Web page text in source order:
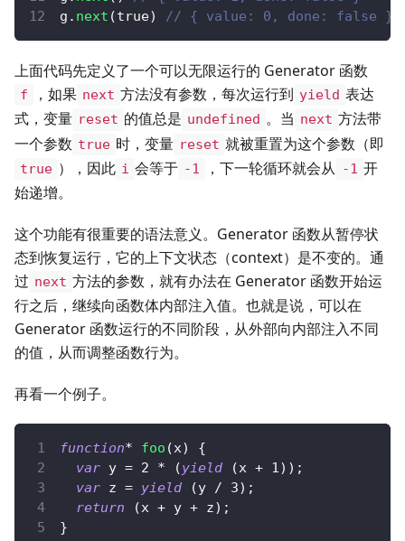
g . next (true) // { value: 0, done: false }
上面代码先定义了一个可以无限运行的 Generator 函数
f ，如果 next 方法没有参数，每次运行到 yield 表达
式，变量 reset 的值总是 undefined 。当 next 方法带
一个参数 true 时，变量 reset 就被重置为这个参数（即
true ），因此 i 会等于 -1 ，下一轮循环就会从 -1 开
始递增。
这个功能有很重要的语法意义。Generator 函数从暂停状
态到恢复运行，它的上下文状态（context）是不变的。通
过 next 方法的参数，就有办法在 Generator 函数开始运
行之后，继续向函数体内部注入值。也就是说，可以在
Generator 函数运行的不同阶段，从外部向内部注入不同
的值，从而调整函数行为。
再看一个例子。
function* foo (x)
{
var y = 2 * (yield (x + 1) ) ;
var z = yield (y / 3) ;
return
(x + y + z) ;
}